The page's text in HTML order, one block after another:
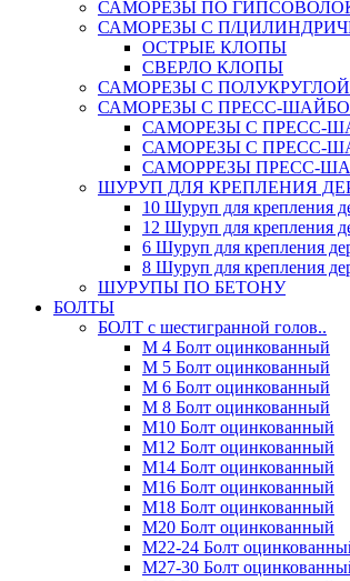
САМОРЕЗЫ ПО
САМОРЕЗЫ С П/
ОСТРЫЕ КЛОПЫ
СВЕРЛО КЛОПЫ
САМОРЕЗЫ С ПОЛУКРУГЛОЙ
САМОРЕЗЫ С ПРЕСС-
САМОРЕЗЫ С ПРЕСС-
САМОРЕЗЫ С ПРЕСС-
САМОРРЕЗЫ ПРЕСС-
ШУРУП ДЛЯ КРЕПЛЕНИЯ
10 Шуруп для крепления
12 Шуруп для крепления
6 Шуруп для крепления
8 Шуруп для крепления
ШУРУПЫ ПО БЕТОНУ
БОЛТЫ
БОЛТ с шестигранной голов..
М 4 Болт оцинкованный
М 5 Болт оцинкованный
М 6 Болт оцинкованный
М 8 Болт оцинкованный
М10 Болт оцинкованный
М12 Болт оцинкованный
М14 Болт оцинкованный
М16 Болт оцинкованный
М18 Болт оцинкованный
М20 Болт оцинкованный
М22-24 Болт
М27-30 Болт